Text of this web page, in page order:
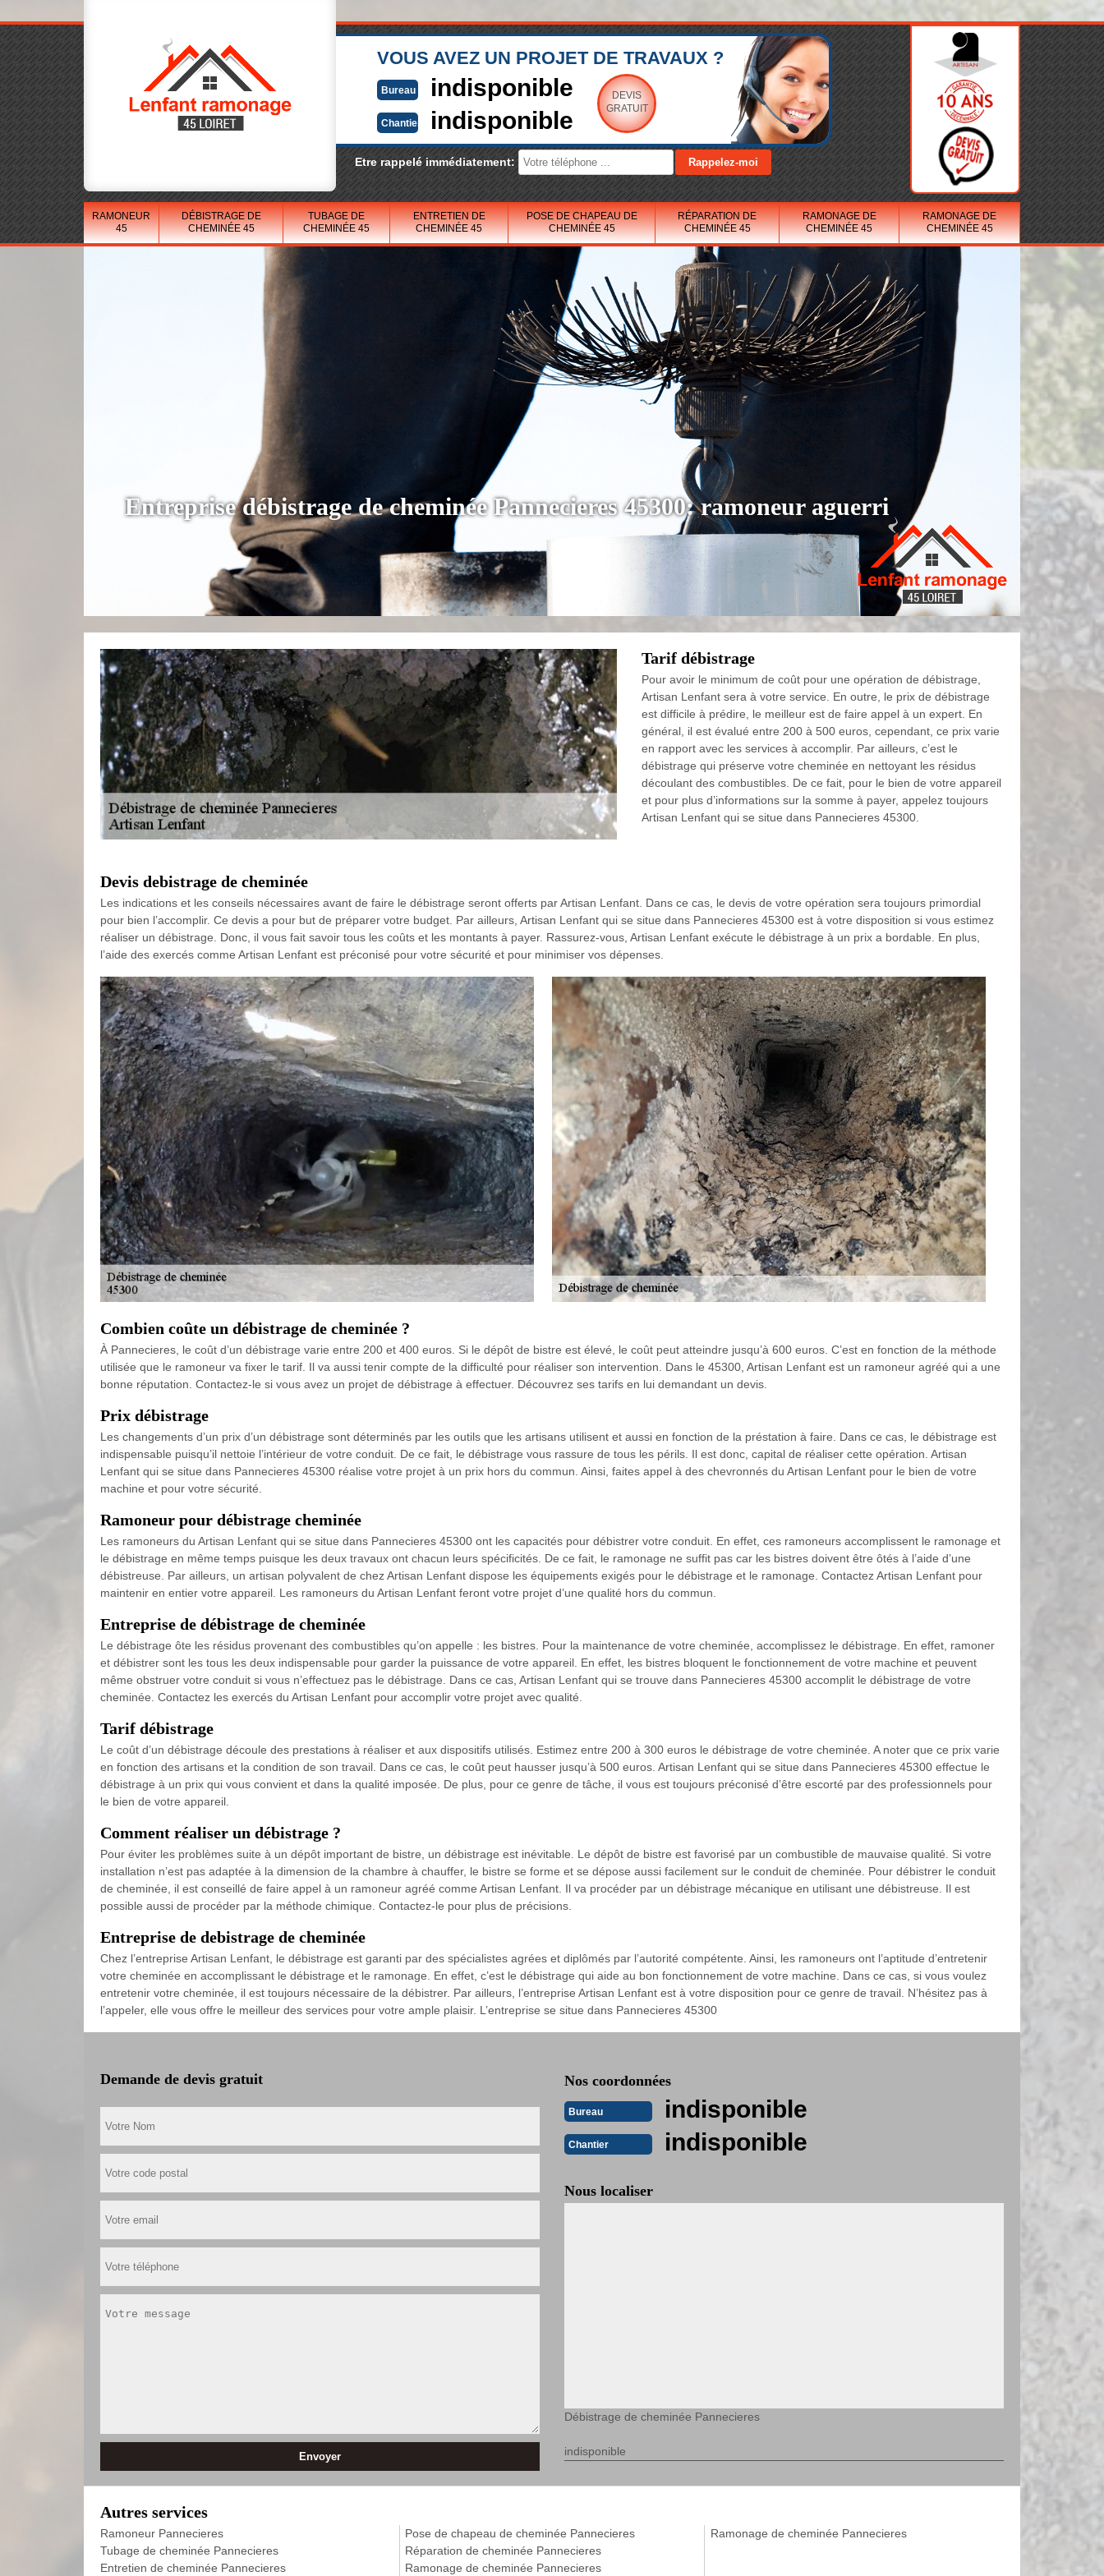
VOUS AVEZ UN PROJET DE TRAVAUX ?
Bureau indisponible
Chantier indisponible
DEVIS
GRATUIT
Etre rappelé immédiatement:
RAMONEUR
45
DÉBISTRAGE DE
CHEMINÉE 45
TUBAGE DE
CHEMINÉE 45
ENTRETIEN DE
CHEMINÉE 45
POSE DE CHAPEAU DE
CHEMINÉE 45
RÉPARATION DE
CHEMINÉE 45
RAMONAGE DE
CHEMINÉE 45
RAMONAGE DE
CHEMINÉE 45
Entreprise débistrage de cheminée Pannecieres 45300: ramoneur aguerri
Tarif débistrage
Pour avoir le minimum de coût pour une opération de débistrage,
Artisan Lenfant sera à votre service. En outre, le prix de débistrage
est difficile à prédire, le meilleur est de faire appel à un expert. En
général, il est évalué entre 200 à 500 euros, cependant, ce prix varie
en rapport avec les services à accomplir. Par ailleurs, c’est le
débistrage qui préserve votre cheminée en nettoyant les résidus
découlant des combustibles. De ce fait, pour le bien de votre appareil
et pour plus d’informations sur la somme à payer, appelez toujours
Artisan Lenfant qui se situe dans Pannecieres 45300.
Devis debistrage de cheminée
Les indications et les conseils nécessaires avant de faire le débistrage seront offerts par Artisan Lenfant. Dans ce cas, le devis de votre opération sera toujours primordial
pour bien l’accomplir. Ce devis a pour but de préparer votre budget. Par ailleurs, Artisan Lenfant qui se situe dans Pannecieres 45300 est à votre disposition si vous estimez
réaliser un débistrage. Donc, il vous fait savoir tous les coûts et les montants à payer. Rassurez-vous, Artisan Lenfant exécute le débistrage à un prix a bordable. En plus,
l’aide des exercés comme Artisan Lenfant est préconisé pour votre sécurité et pour minimiser vos dépenses.
Combien coûte un débistrage de cheminée ?
À Pannecieres, le coût d’un débistrage varie entre 200 et 400 euros. Si le dépôt de bistre est élevé, le coût peut atteindre jusqu’à 600 euros. C’est en fonction de la méthode
utilisée que le ramoneur va fixer le tarif. Il va aussi tenir compte de la difficulté pour réaliser son intervention. Dans le 45300, Artisan Lenfant est un ramoneur agréé qui a une
bonne réputation. Contactez-le si vous avez un projet de débistrage à effectuer. Découvrez ses tarifs en lui demandant un devis.
Prix débistrage
Les changements d’un prix d’un débistrage sont déterminés par les outils que les artisans utilisent et aussi en fonction de la préstation à faire. Dans ce cas, le débistrage est
indispensable puisqu’il nettoie l’intérieur de votre conduit. De ce fait, le débistrage vous rassure de tous les périls. Il est donc, capital de réaliser cette opération. Artisan
Lenfant qui se situe dans Pannecieres 45300 réalise votre projet à un prix hors du commun. Ainsi, faites appel à des chevronnés du Artisan Lenfant pour le bien de votre
machine et pour votre sécurité.
Ramoneur pour débistrage cheminée
Les ramoneurs du Artisan Lenfant qui se situe dans Pannecieres 45300 ont les capacités pour débistrer votre conduit. En effet, ces ramoneurs accomplissent le ramonage et
le débistrage en même temps puisque les deux travaux ont chacun leurs spécificités. De ce fait, le ramonage ne suffit pas car les bistres doivent être ôtés à l’aide d’une
débistreuse. Par ailleurs, un artisan polyvalent de chez Artisan Lenfant dispose les équipements exigés pour le débistrage et le ramonage. Contactez Artisan Lenfant pour
maintenir en entier votre appareil. Les ramoneurs du Artisan Lenfant feront votre projet d’une qualité hors du commun.
Entreprise de débistrage de cheminée
Le débistrage ôte les résidus provenant des combustibles qu’on appelle : les bistres. Pour la maintenance de votre cheminée, accomplissez le débistrage. En effet, ramoner
et débistrer sont les tous les deux indispensable pour garder la puissance de votre appareil. En effet, les bistres bloquent le fonctionnement de votre machine et peuvent
même obstruer votre conduit si vous n’effectuez pas le débistrage. Dans ce cas, Artisan Lenfant qui se trouve dans Pannecieres 45300 accomplit le débistrage de votre
cheminée. Contactez les exercés du Artisan Lenfant pour accomplir votre projet avec qualité.
Tarif débistrage
Le coût d’un débistrage découle des prestations à réaliser et aux dispositifs utilisés. Estimez entre 200 à 300 euros le débistrage de votre cheminée. A noter que ce prix varie
en fonction des artisans et la condition de son travail. Dans ce cas, le coût peut hausser jusqu’à 500 euros. Artisan Lenfant qui se situe dans Pannecieres 45300 effectue le
débistrage à un prix qui vous convient et dans la qualité imposée. De plus, pour ce genre de tâche, il vous est toujours préconisé d’être escorté par des professionnels pour
le bien de votre appareil.
Comment réaliser un débistrage ?
Pour éviter les problèmes suite à un dépôt important de bistre, un débistrage est inévitable. Le dépôt de bistre est favorisé par un combustible de mauvaise qualité. Si votre
installation n’est pas adaptée à la dimension de la chambre à chauffer, le bistre se forme et se dépose aussi facilement sur le conduit de cheminée. Pour débistrer le conduit
de cheminée, il est conseillé de faire appel à un ramoneur agréé comme Artisan Lenfant. Il va procéder par un débistrage mécanique en utilisant une débistreuse. Il est
possible aussi de procéder par la méthode chimique. Contactez-le pour plus de précisions.
Entreprise de debistrage de cheminée
Chez l’entreprise Artisan Lenfant, le débistrage est garanti par des spécialistes agrées et diplômés par l’autorité compétente. Ainsi, les ramoneurs ont l’aptitude d’entretenir
votre cheminée en accomplissant le débistrage et le ramonage. En effet, c’est le débistrage qui aide au bon fonctionnement de votre machine. Dans ce cas, si vous voulez
entretenir votre cheminée, il est toujours nécessaire de la débistrer. Par ailleurs, l’entreprise Artisan Lenfant est à votre disposition pour ce genre de travail. N’hésitez pas à
l’appeler, elle vous offre le meilleur des services pour votre ample plaisir. L’entreprise se situe dans Pannecieres 45300
Demande de devis gratuit Nos coordonnées
Bureau indisponible
Chantier indisponible
Nous localiser
Débistrage de cheminée Pannecieres
indisponible
Autres services
Ramoneur Pannecieres
Tubage de cheminée Pannecieres
Entretien de cheminée Pannecieres
Pose de chapeau de cheminée Pannecieres
Réparation de cheminée Pannecieres
Ramonage de cheminée Pannecieres
Ramonage de cheminée Pannecieres